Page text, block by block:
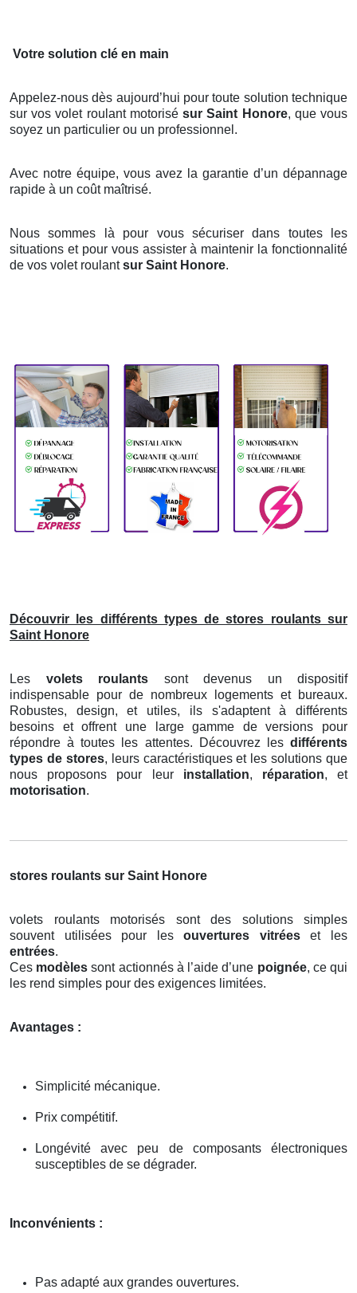
Votre solution clé en main
Appelez-nous dès aujourd’hui pour toute solution technique
sur vos volet roulant motorisésur Saint Honore, que vous
soyez un particulier ou un professionnel.
Avec notre équipe, vous avez la garantie d’un dépannage
rapide à un coût maîtrisé.
Nous sommes là pour vous sécuriser dans toutes les
situations et pour vous assister à maintenir la fonctionnalité
de vos volet roulantsur Saint Honore.
Découvrir les différents types de stores roulants sur
Saint Honore
Les volets roulants sont devenus un dispositif
indispensable pour de nombreux logements et bureaux.
Robustes, design, et utiles, ils s'adaptent à différents
besoins et offrent une large gamme de versions pour
répondre à toutes les attentes. Découvrez les différents
types de stores, leurs caractéristiques et les solutions que
nous proposons pour leur installation, réparation, et
motorisation.
stores roulants sur Saint Honore
volets roulants motorisés sont des solutions simples
souvent utilisées pour lesouvertures vitréeset les
entrées.
Ces modèles sont actionnés à l’aide d’une poignée, ce qui
les rend simples pour des exigences limitées.
Avantages :
Simplicité mécanique.
Prix compétitif.
Longévité avec peu de composants électroniques
susceptibles de se dégrader.
Inconvénients :
Pas adapté aux grandes ouvertures.